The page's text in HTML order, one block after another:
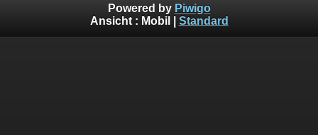
Powered by Piwigo
Ansicht : Mobil Standard